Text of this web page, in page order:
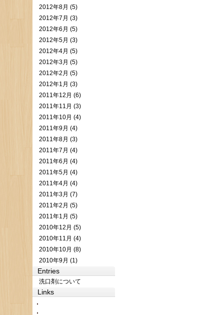
2012年8月 (5)
2012年7月 (3)
2012年6月 (5)
2012年5月 (3)
2012年4月 (5)
2012年3月 (5)
2012年2月 (5)
2012年1月 (3)
2011年12月 (6)
2011年11月 (3)
2011年10月 (4)
2011年9月 (4)
2011年8月 (3)
2011年7月 (4)
2011年6月 (4)
2011年5月 (4)
2011年4月 (4)
2011年3月 (7)
2011年2月 (5)
2011年1月 (5)
2010年12月 (5)
2010年11月 (4)
2010年10月 (8)
2010年9月 (1)
Entries
洗口剤について
Links